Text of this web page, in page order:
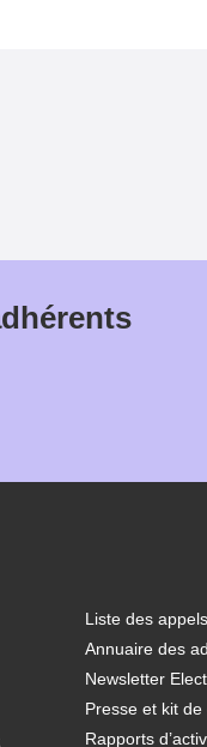
Liste des
Annuaire des
Newsletter
Presse et kit
Rapports